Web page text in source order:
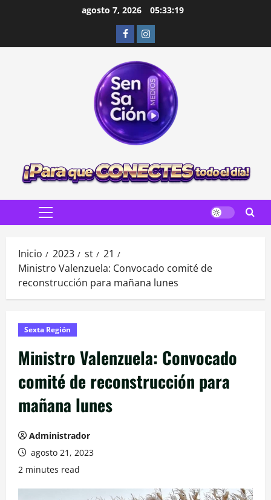
agosto 7, 2026 05:33:20
FacebookInstagram
Menú
Inicio 2023 st
21
Ministro Valenzuela: Convocado comité de
reconstrucción para mañana lunes
Sexta Región
Ministro Valenzuela: Convocado
comité de reconstrucción para
mañana lunes
Administrador
agosto 21, 2023
2 minutes read